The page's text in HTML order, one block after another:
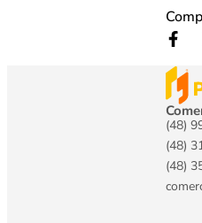
(48)
(48)
(48)